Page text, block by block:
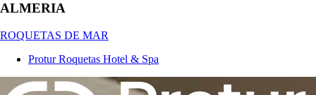
ALMERIA
ROQUETAS DE MAR
Protur Roquetas Hotel & Spa